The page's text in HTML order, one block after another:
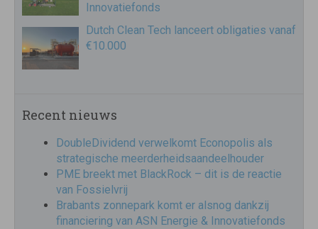
Innovatiefonds
Dutch Clean Tech lanceert obligaties vanaf
€10.000
Recent nieuws
DoubleDividend verwelkomt Econopolis als
strategische meerderheidsaandeelhouder
PME breekt met BlackRock – dit is de reactie
van Fossielvrij
Brabants zonnepark komt er alsnog dankzij
financiering van ASN Energie & Innovatiefonds